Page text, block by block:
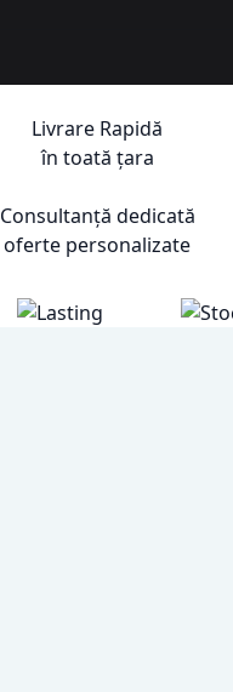
Livrare Rapidă
în toată țara
Consultanță dedicată
oferte personalizate